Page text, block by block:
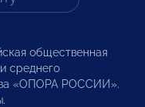
общественная
среднего
«ОПОРА РОССИИ».